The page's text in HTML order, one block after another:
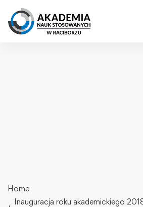
Home
Inauguracja roku akademickiego